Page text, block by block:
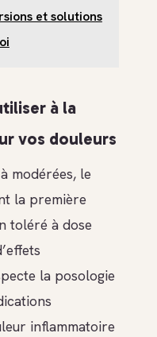
et solutions
à la
vos douleurs
modérées, le
la première
toléré à dose
la posologie
inflammatoire